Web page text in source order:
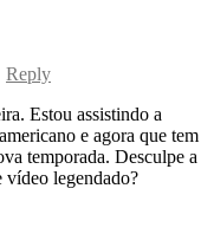
Reply
Estou assistindo a
e agora que tem
temporada. Desculpe a
vídeo legendado?